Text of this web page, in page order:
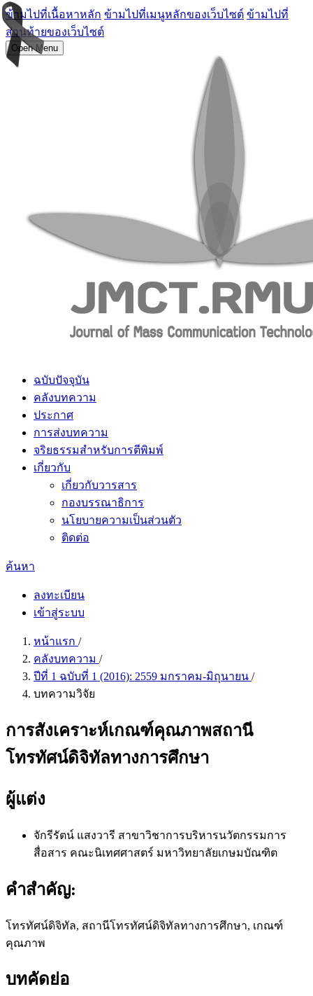
ข้ามไปที่เนื้อหาหลัก ข้ามไปที่เมนูหลักของเว็บไซต์ ข้ามไปที่
ส่วนท้ายของเว็บไซต์
Open Menu
ฉบับปัจจุบัน
คลังบทความ
ประกาศ
การส่งบทความ
จริยธรรมสำหรับการตีพิมพ์
เกี่ยวกับ
เกี่ยวกับวารสาร
กองบรรณาธิการ
นโยบายความเป็นส่วนตัว
ติดต่อ
ค้นหา
ลงทะเบียน
เข้าสู่ระบบ
หน้าแรก /
คลังบทความ /
ปีที่ 1 ฉบับที่ 1 (2016): 2559 มกราคม-มิถุนายน /
บทความวิจัย
การสังเคราะห์เกณฑ์คุณภาพสถานี
โทรทัศน์ดิจิทัลทางการศึกษา
ผู้แต่ง
จักรีรัตน์ แสงวารี สาขาวิชาการบริหารนวัตกรรมการ
สื่อสาร คณะนิเทศศาสตร์ มหาวิทยาลัยเกษมบัณฑิต
คำสำคัญ:
โทรทัศน์ดิจิทัล, สถานีโทรทัศน์ดิจิทัลทางการศึกษา, เกณฑ์
คุณภาพ
บทคัดย่อ